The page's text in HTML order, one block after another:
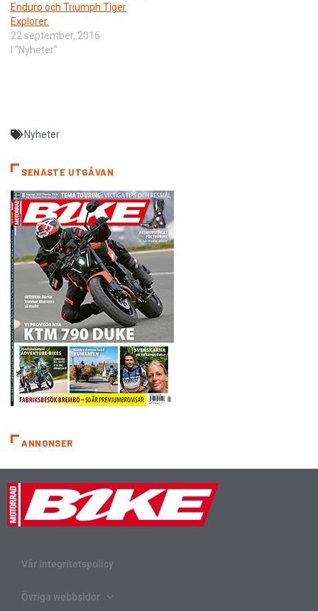
Enduro och Triumph Tiger
Explorer.
22 september, 2016
I ”Nyheter”
Nyheter
SENASTE UTGÅVAN
ANNONSER
Vår integritetspolicy
Övriga webbsidor